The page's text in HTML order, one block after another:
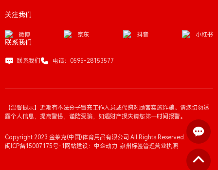
关注我们
微博 京东 抖音 小红书
联系我们
联系我们 电话：0595-28153577
【温馨提示】近期有不法分子冒充工作人员或代购对顾客实施诈骗。请您切勿透
露个人信息，提高警惕，谨防受骗，如遇财产损失请您第一时间报警。
Copyright 2023 金莱克(中国)体育用品有限公司 All Rights Reserved.
闽ICP备15007175号-1 网站建设：中企动力 泉州标签管理营业执照